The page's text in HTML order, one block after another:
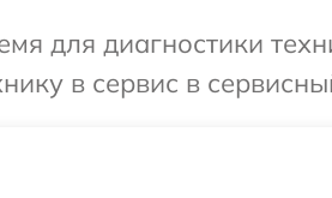
для диагностики
в сервис в